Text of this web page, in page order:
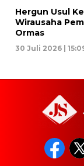
Hergun Usul
Wirausaha
Ormas
30 Juli 2026 |